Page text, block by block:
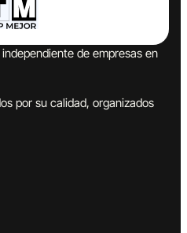
de empresas en
por su calidad, organizados